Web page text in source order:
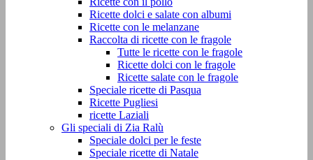
Ricette dolci e salate con albumi
Ricette con le melanzane
Raccolta di ricette con le fragole
Tutte le ricette con le fragole
Ricette dolci con le fragole
Ricette salate con le fragole
Speciale ricette di Pasqua
Ricette Pugliesi
ricette Laziali
Gli speciali di Zia Ralù
Speciale dolci per le feste
Speciale ricette di Natale